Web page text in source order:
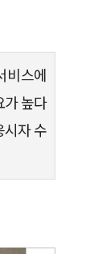
비스에
가 높다
시자 수